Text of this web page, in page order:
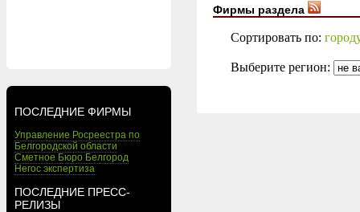
ПОСЛЕДНИЕ ФИРМЫ
Управление Росреестра по
Белгородской области
Сметное Бюро Белгород
Негос экспертиза
ПОСЛЕДНИЕ ПРЕСС-
РЕЛИЗЫ
Фирмы раздела
Сортировать по:
Выберите регион: